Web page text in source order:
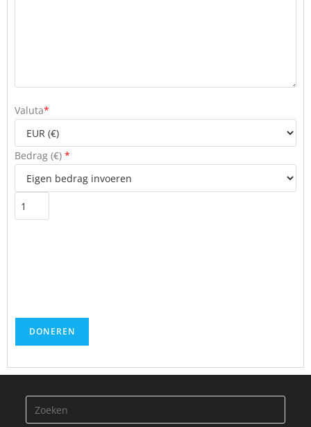
Valuta*
Bedrag (€) *